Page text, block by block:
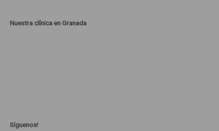
Nuestra clínica en Granada
Síguenos!